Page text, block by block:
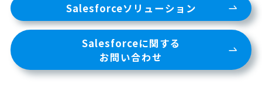
Salesforceソリューション
Salesforceに関する
お問い合わせ